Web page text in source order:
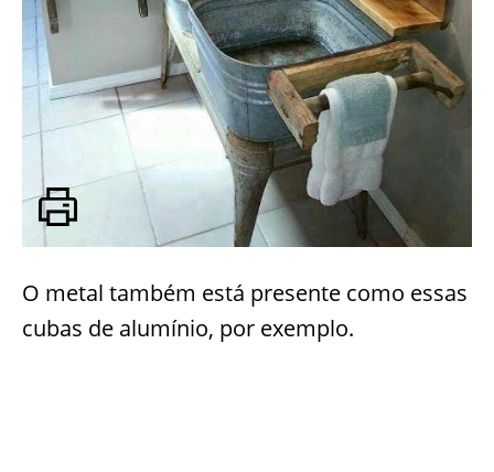
O metal também está presente como essas
cubas de alumínio, por exemplo.